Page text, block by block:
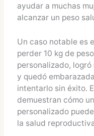
ayudar a muchas
alcanzar un peso
Un caso notable es
perder 10 kg de
personalizado,
y quedó
intentarlo sin éxito.
demuestran cómo
personalizado
la salud